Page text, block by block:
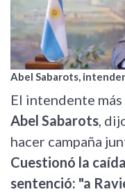
Abel Sabarots,
El intendente
Abel Sabarots,
hacer campaña
Cuestionó la
sentenció: "a